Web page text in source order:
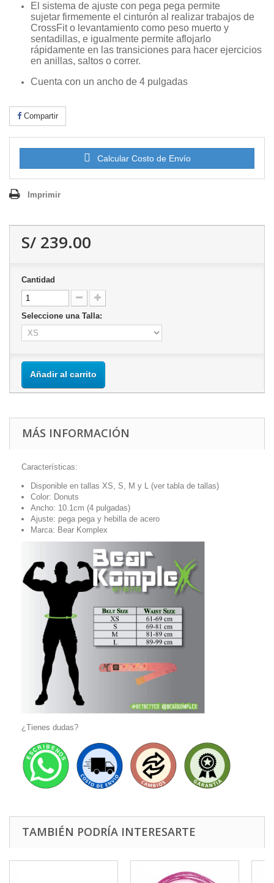
El sistema de ajuste con pega pega permite
sujetar firmemente el cinturón al realizar trabajos de
CrossFit o levantamiento como peso muerto y
sentadillas, e igualmente permite aflojarlo
rápidamente en las transiciones para hacer ejercicios
en anillas, saltos o correr.
Cuenta con un ancho de 4 pulgadas
Compartir
Calcular Costo de Envío
Imprimir
S/ 239.00
Cantidad
Seleccione una Talla:
Añadir al carrito
MÁS INFORMACIÓN
Características:
Disponible en tallas XS, S, M y L (ver tabla de tallas)
Color: Donuts
Ancho: 10.1cm (4 pulgadas)
Ajuste: pega pega y hebilla de acero
Marca: Bear Komplex
¿Tienes dudas?
TAMBIÉN PODRÍA INTERESARTE